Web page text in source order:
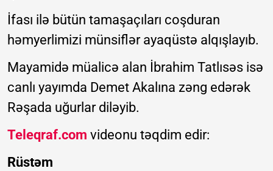
İfası ilə bütün tamaşaçıları coşduran
həmyerlimizi münsiflər ayaqüstə alqışlayıb.
Mayamidə müalicə alan İbrahim Tatlısəs isə
canlı yayımda Demet Akalına zəng edərək
Rəşada uğurlar diləyib.
Teleqraf.com videonu təqdim edir:
Rüstəm